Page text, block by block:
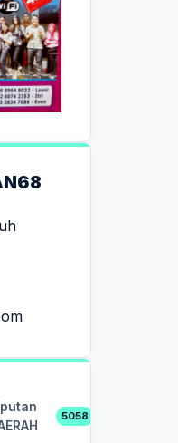
5058